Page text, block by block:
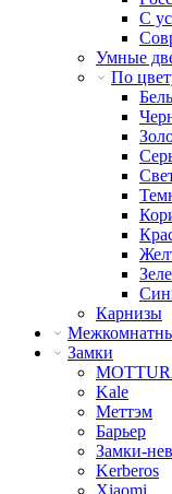
С
Умные
По
Карнизы
Замки
Kale
Меттэм
Барьер
Замки-
Kerberos
Xiaomi